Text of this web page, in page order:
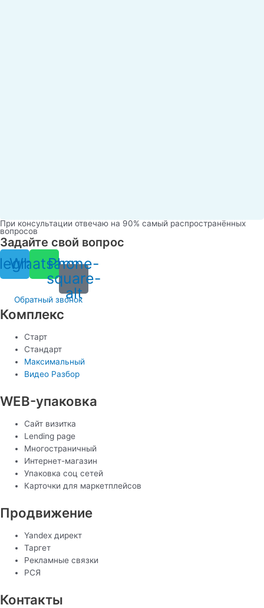
При консультации отвечаю на 90% самый распространённых
вопросов
Задайте свой вопрос
Whatsapp
Phone-
square-
alt
Обратный звонок
Комплекс
Старт
Стандарт
Максимальный
Видео Разбор
WEB-упаковка
Сайт визитка
Lending page
Многостраничный
Интернет-магазин
Упаковка соц сетей
Карточки для маркетплейсов
Продвижение
Yandex директ
Таргет
Рекламные связки
РСЯ
Контакты